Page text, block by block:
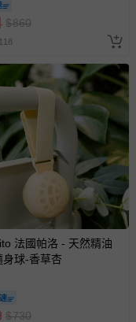
貨即會通知媽咪並協
，導致無法安排出貨，
，並將提供適當補
$860
法國帕洛 - 天然精油
身球-香草杏
$730